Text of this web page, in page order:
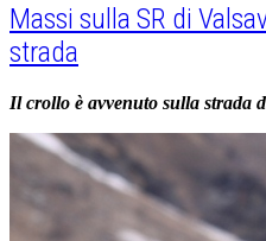
Massi sulla SR di
strada
Il crollo è avvenuto sulla strada